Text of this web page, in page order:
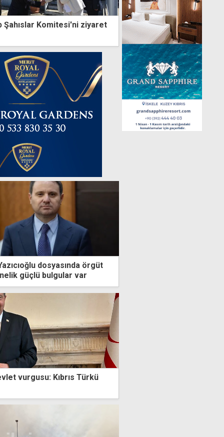
Şahıslar Komitesi'ni ziyaret
dosyasında örgüt
güçlü bulgular var
vurgusu: Kıbrıs Türkü